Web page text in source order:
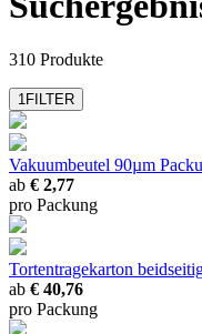
Comatec
mehr anzeigen
310 Produkte
1FILTER
Vakuumbeutel 90µm
ab € 2,77
pro Packung
Tortentragekarton
ab € 40,76
pro Packung